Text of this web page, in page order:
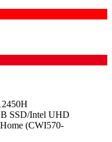
SSD/Intel UHD
(CWI570-